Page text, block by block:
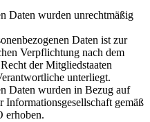
Daten wurden unrechtmäßig
Daten ist zur
Verpflichtung nach dem
der Mitgliedstaaten
unterliegt.
Daten wurden in Bezug auf
Informationsgesellschaft gemäß
erhoben.